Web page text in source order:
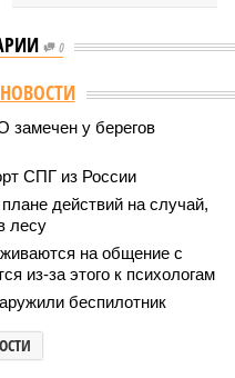
0
замечен у берегов
СПГ из России
действий на случай,
лесу
на общение с
из-за этого к психологам
беспилотник